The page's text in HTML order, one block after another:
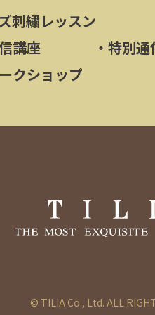
刺繍レッスン
講座 ・ 特別通
クショップ
© TILIA Co., Ltd. ALL